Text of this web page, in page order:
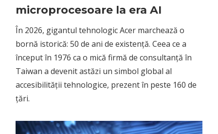
microprocesoare la era AI
În 2026, gigantul tehnologic Acer marchează o
bornă istorică: 50 de ani de existență. Ceea ce a
început în 1976 ca o mică firmă de consultanță în
Taiwan a devenit astăzi un simbol global al
accesibilității tehnologice, prezent în peste 160 de
țări.